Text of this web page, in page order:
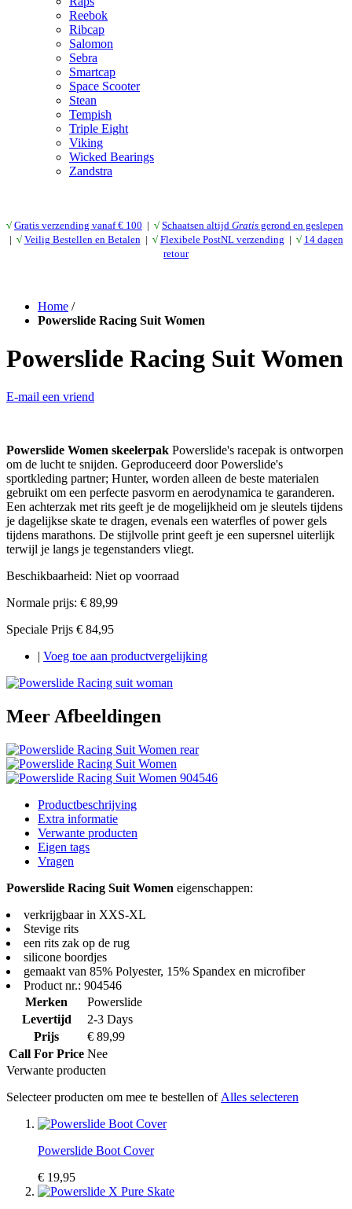
Reebok
Ribcap
Salomon
Sebra
Smartcap
Space Scooter
Stean
Tempish
Triple Eight
Viking
Wicked Bearings
Zandstra
√ Gratis verzending vanaf € 100 | √ Schaatsen altijd Gratis gerond en geslepen
| √ Veilig Bestellen en Betalen | √ Flexibele PostNL verzending | √ 14 dagen
retour
Home /
Powerslide Racing Suit Women
Powerslide Racing Suit Women
E-mail een vriend
Powerslide Women skeelerpak Powerslide's racepak is ontworpen
om de lucht te snijden. Geproduceerd door Powerslide's
sportkleding partner; Hunter, worden alleen de beste materialen
gebruikt om een ​​perfecte pasvorm en aerodynamica te garanderen.
Een achterzak met rits geeft je de mogelijkheid om je sleutels tijdens
je dagelijkse skate te dragen, evenals een waterfles of power gels
tijdens marathons. De stijlvolle print geeft je een supersnel uiterlijk
terwijl je langs je tegenstanders vliegt.
Beschikbaarheid: Niet op voorraad
Normale prijs: € 89,99
Speciale Prijs € 84,95
Voeg toe aan productvergelijking
Meer Afbeeldingen
Productbeschrijving
Extra informatie
Verwante producten
Eigen tags
Vragen
Powerslide Racing Suit Women eigenschappen:
verkrijgbaar in XXS-XL
Stevige rits
een rits zak op de rug
silicone boordjes
gemaakt van 85% Polyester, 15% Spandex en microfiber
Product nr.: 904546
Merken
Powerslide
Levertijd
2-3 Days
Prijs
€ 89,99
Call For Price Nee
Verwante producten
Selecteer producten om mee te bestellen of Alles selecteren
Powerslide Boot Cover
€ 19,95